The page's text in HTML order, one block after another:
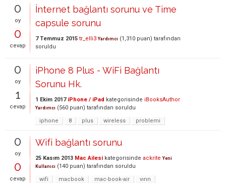
0
oy
0
cevap
İnternet bağlantı sorunu ve Time
capsule sorunu
7 Temmuz 2015 tr_elli3 Yardımcı (1,310 puan) tarafından
soruldu
0
oy
1
cevap
iPhone 8 Plus - WiFi Bağlantı
Sorunu Hk.
1 Ekim 2017 iPhone / iPad kategorisinde iBooksAuthor
Yardımcı (560 puan) tarafından soruldu
iphone
8 plus wireless problemi
0
oy
0
cevap
Wifi bağlantı sorunu
25 Kasım 2013 Mac Ailesi kategorisinde ackrite Yeni
Kullanıcı (140 puan) tarafından soruldu
wifi
macbook mac-book-air vınn